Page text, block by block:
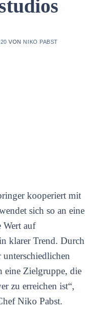
VON NIKO PABST
kooperiert mit
sich so an eine
Wert auf
klarer Trend. Durch
eine Zielgruppe, die
zu erreichen ist“,
Niko Pabst.